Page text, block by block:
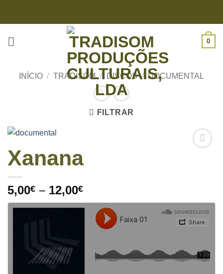
0
INÍCIO / TRADISOM / DISCOS / DOCUMENTAL
FILTRAR
Xanana
5,00€ – 12,00€Price
range:
5,00€
through